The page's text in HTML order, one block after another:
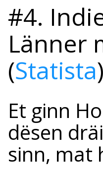
#4.
Länner
(Statista)
Et ginn
dësen
sinn, mat